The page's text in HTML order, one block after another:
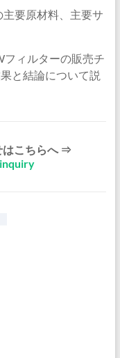
要原材料、主要サ
フィルターの販売チ
と結論について説
はこちらへ ⇒